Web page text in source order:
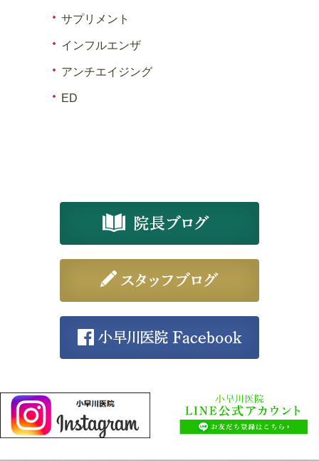
サプリメント
インフルエンザ
アンチエイジング
ED